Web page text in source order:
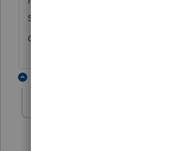
supprimer tous les autres
déclaration. L'option